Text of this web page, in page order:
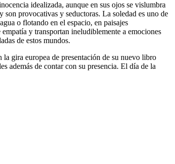
idealizada, aunque en sus ojos se vislumbra
provocativas y seductoras. La soledad es uno de
o flotando en el espacio, en paisajes
y transportan ineludiblemente a emociones
de estos mundos.
gira europea de presentación de su nuevo libro
además de contar con su presencia. El día de la